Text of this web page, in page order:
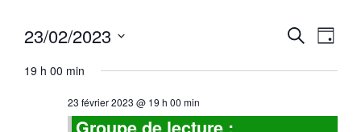
et
de
Recherche
de
vues
Jour
23/02/2023
une
19 h 00 min
23 février 2023 @ 19 h 00 min